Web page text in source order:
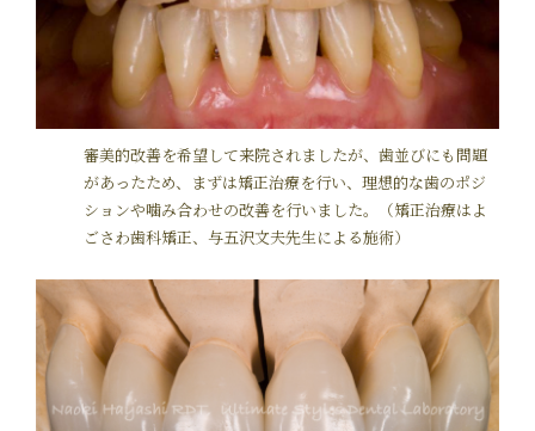
審美的改善を希望して来院されましたが、歯並びにも問題
があったため、まずは矯正治療を行い、理想的な歯のポジ
ションや噛み合わせの改善を行いました。（矯正治療はよ
ごさわ歯科矯正、与五沢文夫先生による施術）